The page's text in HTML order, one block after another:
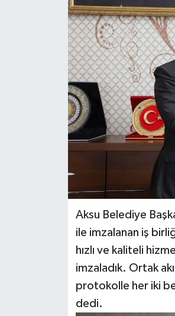
Aksu Belediye
ile imzalanan iş
hızlı ve kaliteli
imzaladık. Ortak
protokolle her iki
dedi.
EĞİTİM
TURİZM
RÖPORTAJ
VİDEO HABERLER
YAZARLAR
RESMİ İLAN